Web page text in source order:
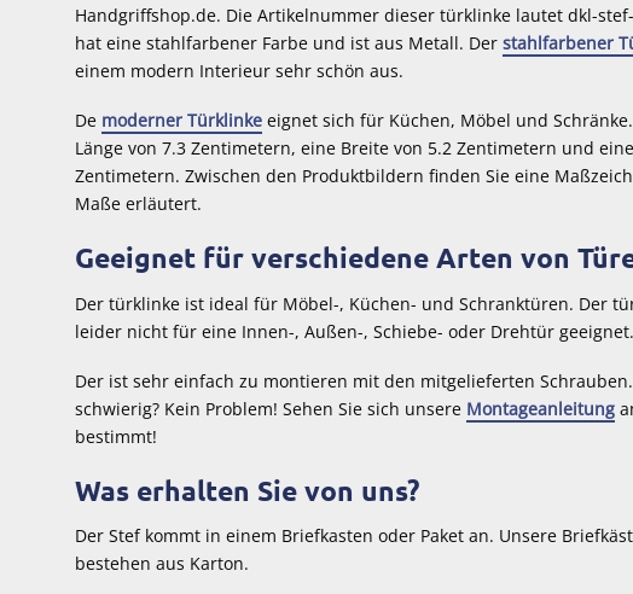
Handgriffshop.de. Die Artikelnummer dieser türklinke lautet dkl-
hat eine stahlfarbener Farbe und ist aus Metall. Der stahlfarbener
einem modern Interieur sehr schön aus.
De moderner Türklinke eignet sich für Küchen, Möbel und
Länge von 7.3 Zentimetern, eine Breite von 5.2 Zentimetern und
Zentimetern. Zwischen den Produktbildern finden Sie eine
Maße erläutert.
Geeignet für verschiedene Arten von
Der türklinke ist ideal für Möbel-, Küchen- und Schranktüren. Der
leider nicht für eine Innen-, Außen-, Schiebe- oder Drehtür geeignet.
Der ist sehr einfach zu montieren mit den mitgelieferten
schwierig? Kein Problem! Sehen Sie sich unsere Montageanleitung
bestimmt!
Was erhalten Sie von uns?
Der Stef kommt in einem Briefkasten oder Paket an. Unsere
bestehen aus Karton.